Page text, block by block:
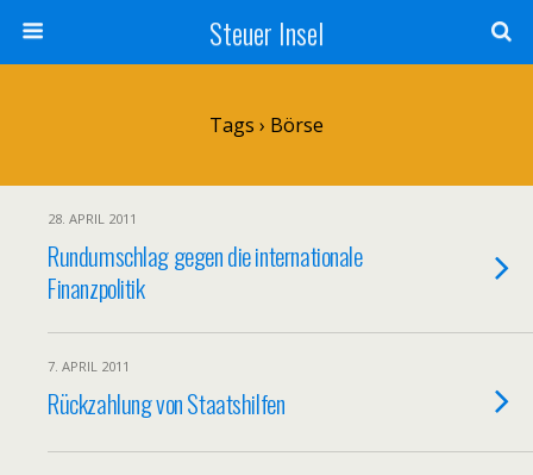
Steuer Insel
Tags › Börse
28. APRIL 2011
Rundumschlag gegen die internationale
Finanzpolitik
7. APRIL 2011
Rückzahlung von Staatshilfen